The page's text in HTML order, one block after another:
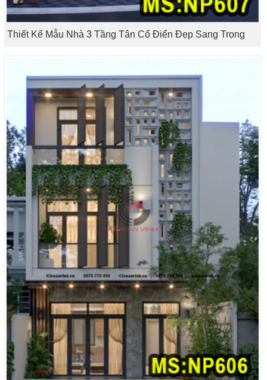
Thiết Kế Mẫu Nhà 3 Tầng Tân Cổ Điển Đẹp Sang Trọng